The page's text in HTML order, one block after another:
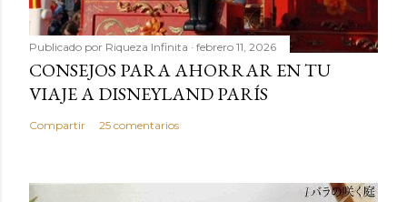
Publicado por Riqueza Infinita febrero 11, 2026
CONSEJOS PARA AHORRAR EN TU
VIAJE A DISNEYLAND PARÍS
Compartir 25 comentarios